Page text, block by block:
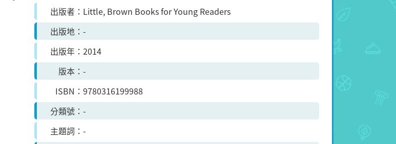
出版者
Little, Brown Books for Young Readers
出版地
-
出版年
2014
版本
-
ISBN
9780316199988
分類號
-
主題詞
-